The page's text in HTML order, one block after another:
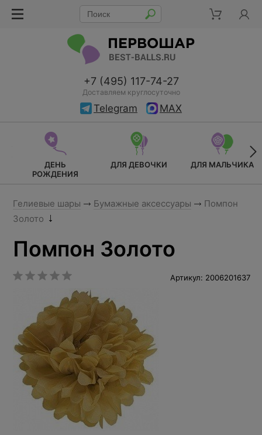
+7 (495) 117-74-27
Доставляем круглосуточно
Telegram MAX
ДЕНЬ
РОЖДЕНИЯ
ДЛЯ ДЕВОЧКИ ДЛЯ МАЛЬЧИКА
Гелиевые шары Бумажные аксессуары
Помпон
Золото
Помпон Золото
Артикул: 2006201637